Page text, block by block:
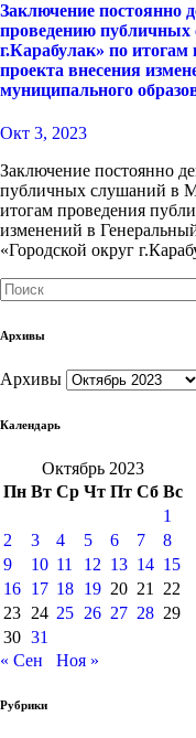
Заключение постоянно
проведению
г.Карабулак» по
проекта внесения
муниципального
Окт 3, 2023
Заключение постоянно
публичных слушаний в
итогам проведения
изменений в
«Городской округ
Архивы
Архивы
Календарь
Октябрь 2023
Пн Вт Ср Чт Пт Сб Вс
1
2
3 4 5 6 7
8
9
10 11 12 13 14 15
16 17 18 19 20 21
22
23 24 25 26 27 28 29
30 31
« Сен
Ноя »
Рубрики